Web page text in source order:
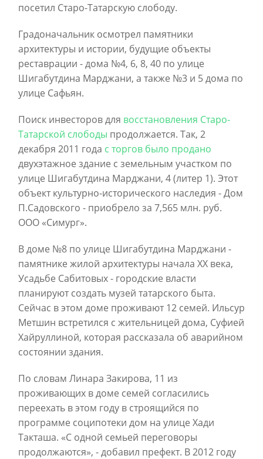
посетил Старо-Татарскую слободу.
Градоначальник осмотрел памятники
архитектуры и истории, будущие объекты
реставрации - дома №4, 6, 8, 40 по улице
Шигабутдина Марджани, а также №3 и 5 дома по
улице Сафьян.
Поиск инвесторов для восстановления Старо-
Татарской слободы продолжается. Так, 2
декабря 2011 года с торгов было продано
двухэтажное здание с земельным участком по
улице Шигабутдина Марджани, 4 (литер 1). Этот
объект культурно-исторического наследия - Дом
П.Садовского - приобрело за 7,565 млн. руб.
ООО «Симург».
В доме №8 по улице Шигабутдина Марджани -
памятнике жилой архитектуры начала XX века,
Усадьбе Сабитовых - городские власти
планируют создать музей татарского быта.
Сейчас в этом доме проживают 12 семей. Ильсур
Метшин встретился с жительницей дома, Суфией
Хайруллиной, которая рассказала об аварийном
состоянии здания.
По словам Линара Закирова, 11 из
проживающих в доме семей согласились
переехать в этом году в строящийся по
программе соципотеки дом на улице Хади
Такташа. «С одной семьей переговоры
продолжаются», - добавил префект. В 2012 году